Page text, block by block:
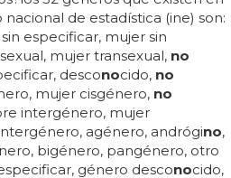
de estadística (ine) son:
especificar, mujer sin
mujer transexual, no
desconocido, no
mujer cisgénero, no
intergénero, mujer
agénero, andrógino,
bigénero, pangénero, otro
género desconocido,